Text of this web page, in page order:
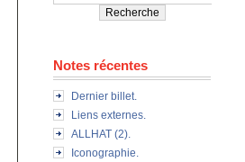
Notes récentes
Dernier billet.
Liens externes.
ALLHAT (2).
Iconographie.